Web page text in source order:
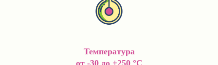
Температура